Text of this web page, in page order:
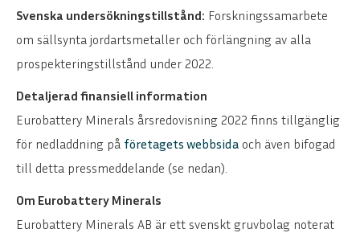
Svenska undersökningstillstånd: Forskningssamarbete
om sällsynta jordartsmetaller och förlängning av alla
prospekteringstillstånd under 2022.
Detaljerad finansiell information
Eurobattery Minerals årsredovisning 2022 finns tillgänglig
för nedladdning på företagets webbsida och även bifogad
till detta pressmeddelande (se nedan).
Om Eurobattery Minerals
Eurobattery Minerals AB är ett svenskt gruvbolag noterat